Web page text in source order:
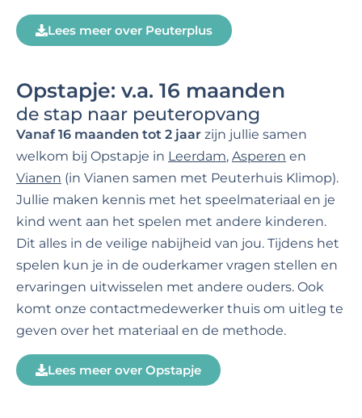
Lees meer over Peuterplus
Opstapje: v.a. 16 maanden
de stap naar peuteropvang
Vanaf 16 maanden tot 2 jaar zijn jullie samen
welkom bij Opstapje in Leerdam, Asperen en
Vianen (in Vianen samen met Peuterhuis Klimop).
Jullie maken kennis met het speelmateriaal en je
kind went aan het spelen met andere kinderen.
Dit alles in de veilige nabijheid van jou. Tijdens het
spelen kun je in de ouderkamer vragen stellen en
ervaringen uitwisselen met andere ouders. Ook
komt onze contactmedewerker thuis om uitleg te
geven over het materiaal en de methode.
Lees meer over Opstapje